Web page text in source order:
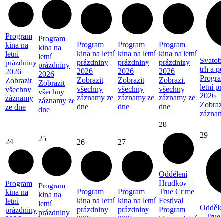
Program
kina na
letní
prázdniny
2026
Zobrazit
všechny
záznamy
ze dne
Program
kina na
letní
prázdniny
2026
Zobrazit
všechny
záznamy ze
dne
Program
kina na letní
prázdniny
2026
Zobrazit
všechny
záznamy ze
dne
Program
kina na letní
prázdniny
2026
Zobrazit
všechny
záznamy ze
dne
Program
kina na letní
prázdniny
2026
Zobrazit
všechny
záznamy ze
dne
trh a
letní
2026
24
Program
kina na
letní
prázdniny
25
Program
kina na
letní
prázdniny
26
Program
kina na letní
prázdniny
27
Program
kina na letní
prázdniny
28
Oddělení
Hrudkov –
True Crime
Festival
Program
29